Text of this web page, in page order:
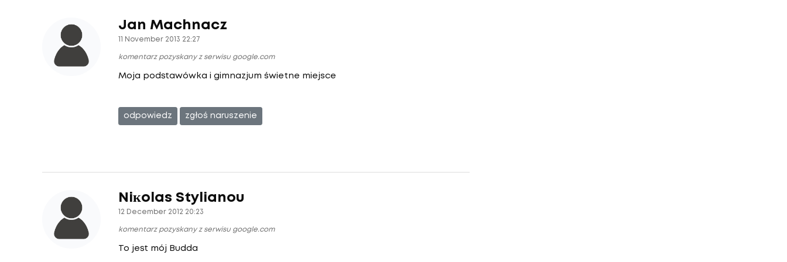
Jan Machnacz
11 November 2013 22:27
komentarz pozyskany z serwisu google.com
Moja podstawówka i gimnazjum świetne miejsce
odpowiedz zgłoś naruszenie
Niкolas Stylianou
12 December 2012 20:23
komentarz pozyskany z serwisu google.com
To jest mój Budda